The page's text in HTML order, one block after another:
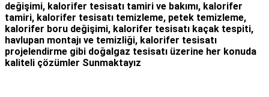
değişimi, kalorifer tesisatı tamiri ve bakımı, kalorifer
tamiri, kalorifer tesisatı temizleme, petek temizleme,
kalorifer boru değişimi, kalorifer tesisatı kaçak tespiti,
havlupan montajı ve temizliği, kalorifer tesisatı
projelendirme gibi doğalgaz tesisatı üzerine her konuda
kaliteli çözümler Sunmaktayız